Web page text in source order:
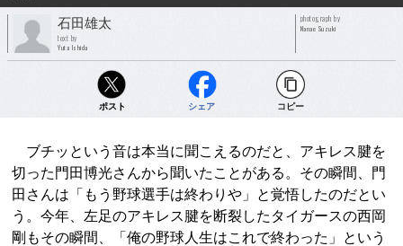
石田雄太
text by
Yuta Ishida
photograph by
Nanae Suzuki
ポスト シェア コピー
ブチッという音は本当に聞こえるのだと、アキレス腱を
切った門田博光さんから聞いたことがある。その瞬間、門
田さんは「もう野球選手は終わりや」と覚悟したのだとい
う。今年、左足のアキレス腱を断裂したタイガースの西岡
剛もその瞬間、「俺の野球人生はこれで終わった」という